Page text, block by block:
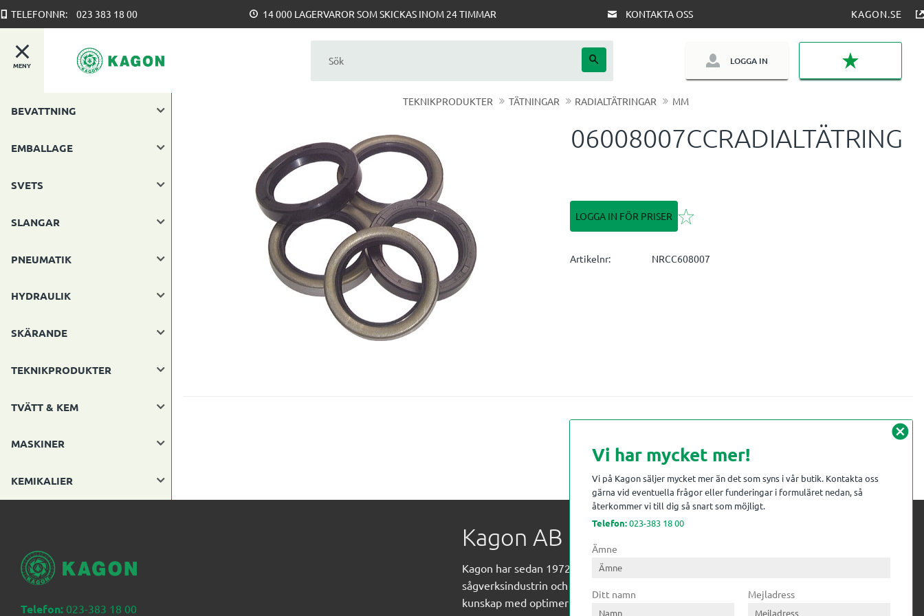
TELEFONNR: 023 383 18 00 14 000 LAGERVAROR SOM SKICKAS INOM 24 TIMMAR KONTAKTA OSS KAGON.SE
MENY LOGGA IN
TEKNIKPRODUKTER TÄTNINGAR RADIALTÄTRINGAR MM
06008007CCRADIALTÄTRING
LOGGA IN FÖR PRISER Lägg till i favoriter
Artikelnr NRCC608007
BEVATTNING
EMBALLAGE
SVETS
SLANGAR
PNEUMATIK
HYDRAULIK
SKÄRANDE
TEKNIKPRODUKTER
TVÄTT & KEM
MASKINER
KEMIKALIER
Telefon: 023-383 18 00
Kagon AB
Kagon har sedan 1972 levererat kompetens till
sågverksindustrin och övrig industri. Till träindustrin tillför vi
kunskap med optimeringslösningar från timmerplanen hela
cancel
Vi har mycket mer!
Vi på Kagon säljer mycket mer än det som syns i vår butik. Kontakta oss
gärna vid eventuella frågor eller funderingar i formuläret nedan, så
återkommer vi till dig så snart som möjligt.
Telefon:023-383 18 00
Ämne
Ditt namn Mejladress